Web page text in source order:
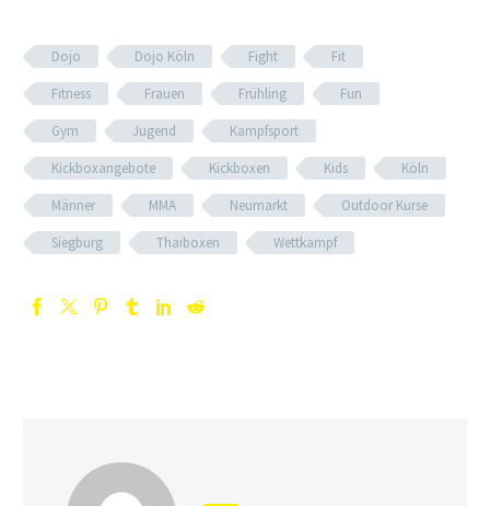
Dojo Dojo Köln Fight
Fit
Fitness
Frauen Frühling
Fun
Gym
Jugend
Kampfsport
Kickboxangebote
Kickboxen Kids
Köln
Männer
MMA Neumarkt
Outdoor Kurse
Siegburg
Thaiboxen Wettkampf